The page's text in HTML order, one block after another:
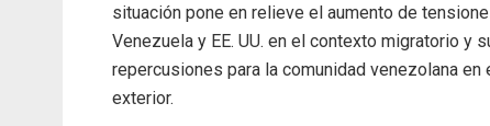
situación pone en relieve el aumento de
Venezuela y EE. UU. en el contexto migratorio y
repercusiones para la comunidad venezolana en
exterior.